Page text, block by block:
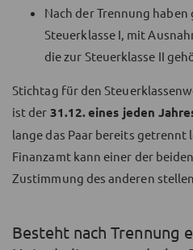
Nach der Trennung
Steuerklasse I, mit
die zur Steuerklasse II
Stichtag für den
ist der 31.12. eines jeden
lange das Paar bereits getrennt
Finanzamt kann einer der
Zustimmung des anderen
Besteht nach Trennung